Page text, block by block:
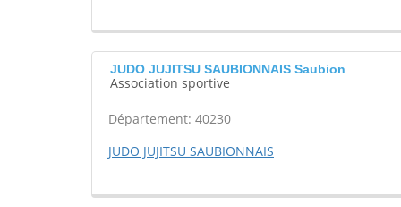
JUDO JUJITSU SAUBIONNAIS Saubion
Association sportive
Département: 40230
JUDO JUJITSU SAUBIONNAIS